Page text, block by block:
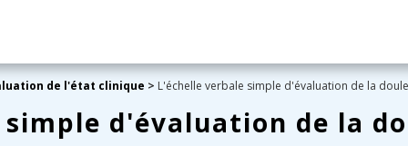
de l'état clinique > L'échelle verbale simple d'évaluation de la
d'évaluation de la